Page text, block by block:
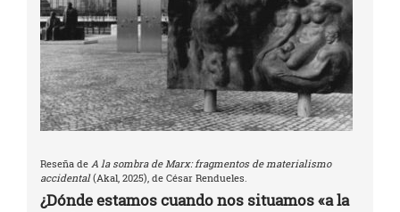
Reseña de A la sombra de Marx: fragmentos de materialismo
accidental(Akal, 2025), de César Rendueles.
¿Dónde estamos cuando nos situamos «a la